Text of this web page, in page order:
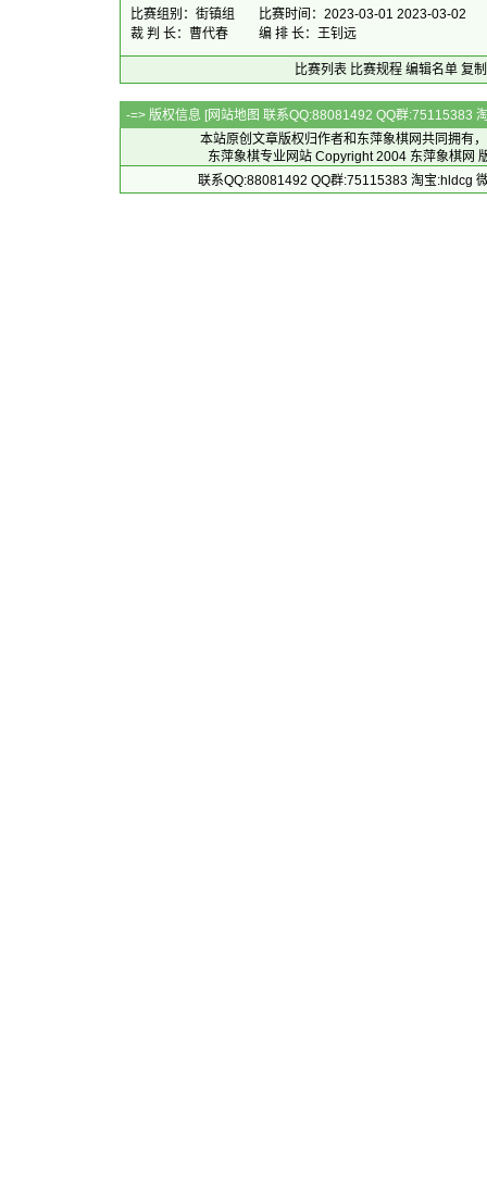
比赛组别：街镇组
比赛时间：2023-03-01 2023-03-02
裁 判 长：曹代春
编 排 长：王钊远
比赛列表 比赛规程 编辑名单 复
-=> 版权信息 [网站地图 联系QQ:88081492 QQ群:75115383
本站原创文章版权归作者和 东萍象棋网共同拥有
东萍象棋专业网站 Copyright 2004 东萍象棋网
联系QQ:88081492 QQ群:75115383 淘宝:hldcg